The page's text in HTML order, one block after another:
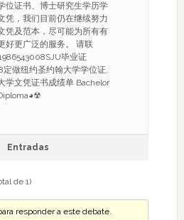
位证书、博士研究生学历学
凭，我们目前仍在继续努力
凭及范本，尽可能为所有有
好更广泛的服务。 请联
毕业证
做纽约圣约翰大学学位证,
学文凭证书成绩单 Bachelor
Entradas
de 1)
responder a este debate.